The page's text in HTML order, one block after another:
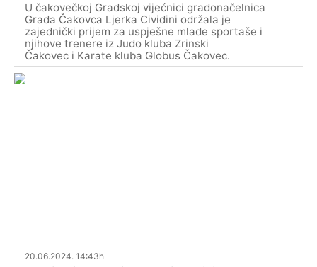
U čakovečkoj Gradskoj vijećnici gradonačelnica
Grada Čakovca Ljerka Cividini održala je
zajednički prijem za uspješne mlade sportaše i
njihove trenere iz Judo kluba Zrinski
Čakovec i Karate kluba Globus Čakovec.
20.06.2024. 14:43h